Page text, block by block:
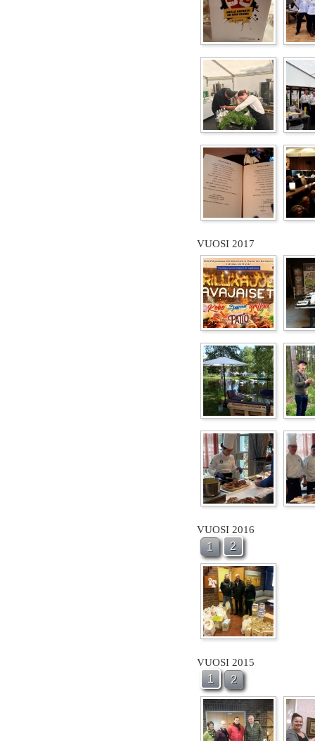
VUOSI 2017
VUOSI 2016
1 2
VUOSI 2015
1 2